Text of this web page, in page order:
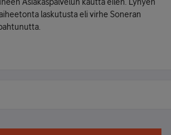
laskutusta eli virhe Soneran